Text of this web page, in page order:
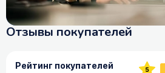
Отзывы покупателей
Рейтинг покупателей